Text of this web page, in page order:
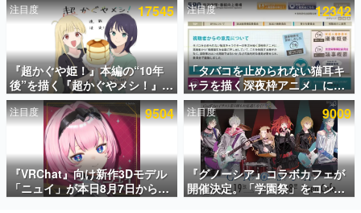
電ファミのいま読まれている記事ランキング
アプリセール情報
インタビュー
連載・特集一覧
殿堂入り記事
SNS拡散数が数千以上！ ページビュー数万以上！ などな
ど。多くの人々に読まれた、電ファミ渾身の“殿堂入り”記
事をまとめました。
注目度 17545
『超かぐや姫！』本編の“10年
後”を描く『超かぐやメシ！』
Web連載決定。新たなWebマン
ガレーベル「ビビビコミック」
にて特別話が掲載スタート、あ
のお話には…まだ続きがある！
注目度 12342
「タバコを止められない猫耳キ
ャラを描く深夜枠アニメ」に視
聴者の一部から批判意見。違法
薬物の使用と思しき描写も含め
て、BPOが議論を交わす
注目度 9504
『VRChat』向け新作3Dモデル
「ニュイ」が本日8月7日から
BOOTHにて発売。瞳に光る星
注目度 9009
『グノーシア』コラボカフェが
開催決定。「学園祭」をコンセ
プトに、模擬店やセツやSQ、ラ